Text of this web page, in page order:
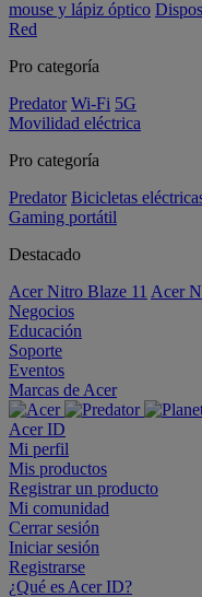
mouse y lápiz óptico
Red
Pro categoría
Predator Wi-Fi 5G
Movilidad eléctrica
Pro categoría
Predator Bicicletas
Gaming portátil
Destacado
Acer Nitro Blaze 11 Acer
Negocios
Educación
Soporte
Eventos
Marcas de Acer
Acer ID
Mi perfil
Mis productos
Registrar un producto
Mi comunidad
Cerrar sesión
Iniciar sesión
Registrarse
¿Qué es Acer ID?